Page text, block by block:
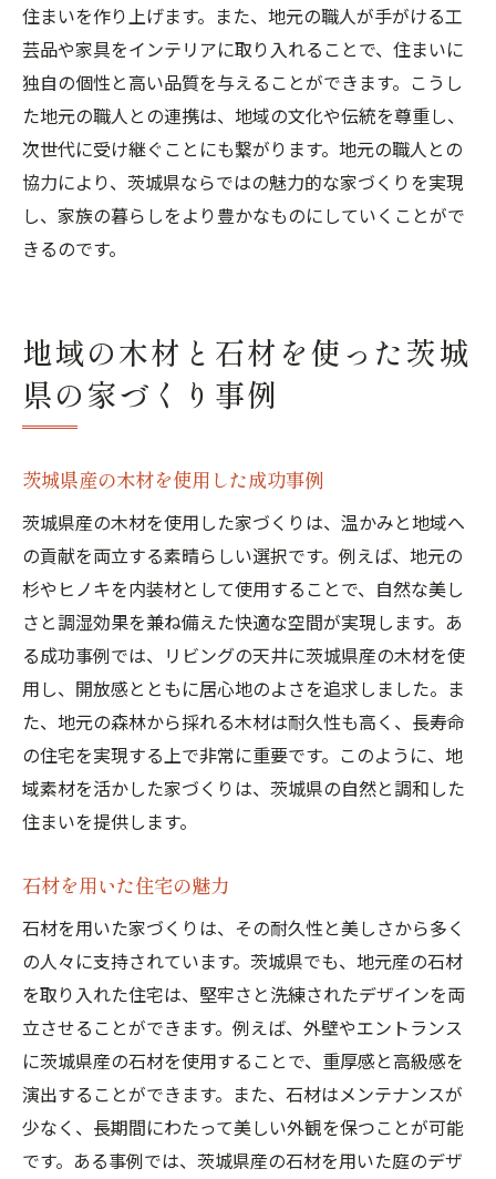
住まいを作り上げます。また、地元の職人が手がける工
芸品や家具をインテリアに取り入れることで、住まいに
独自の個性と高い品質を与えることができます。こうし
た地元の職人との連携は、地域の文化や伝統を尊重し、
次世代に受け継ぐことにも繋がります。地元の職人との
協力により、茨城県ならではの魅力的な家づくりを実現
し、家族の暮らしをより豊かなものにしていくことがで
きるのです。
地域の木材と石材を使った茨城
県の家づくり事例
茨城県産の木材を使用した成功事例
茨城県産の木材を使用した家づくりは、温かみと地域へ
の貢献を両立する素晴らしい選択です。例えば、地元の
杉やヒノキを内装材として使用することで、自然な美し
さと調湿効果を兼ね備えた快適な空間が実現します。あ
る成功事例では、リビングの天井に茨城県産の木材を使
用し、開放感とともに居心地のよさを追求しました。ま
た、地元の森林から採れる木材は耐久性も高く、長寿命
の住宅を実現する上で非常に重要です。このように、地
域素材を活かした家づくりは、茨城県の自然と調和した
住まいを提供します。
石材を用いた住宅の魅力
石材を用いた家づくりは、その耐久性と美しさから多く
の人々に支持されています。茨城県でも、地元産の石材
を取り入れた住宅は、堅牢さと洗練されたデザインを両
立させることができます。例えば、外壁やエントランス
に茨城県産の石材を使用することで、重厚感と高級感を
演出することができます。また、石材はメンテナンスが
少なく、長期間にわたって美しい外観を保つことが可能
です。ある事例では、茨城県産の石材を用いた庭のデザ